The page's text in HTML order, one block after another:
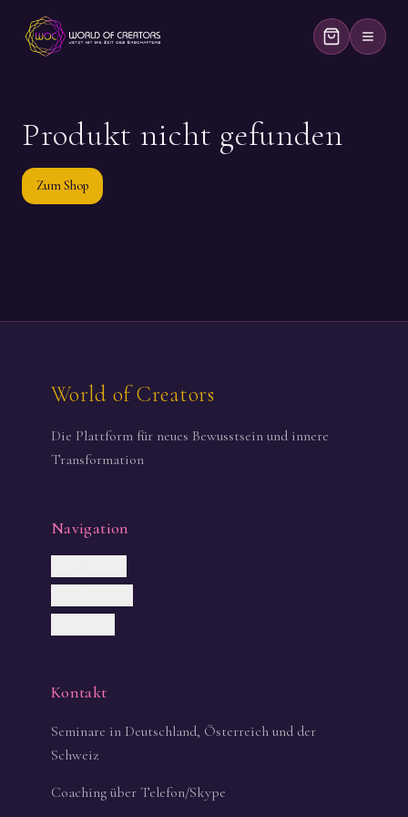
Produkt nicht gefunden
Zum Shop
World of Creators
Die Plattform für neues Bewusstsein und innere
Transformation
Navigation
Kontakt
Seminare in Deutschland, Österreich und der
Schweiz
Coaching über Telefon/Skype